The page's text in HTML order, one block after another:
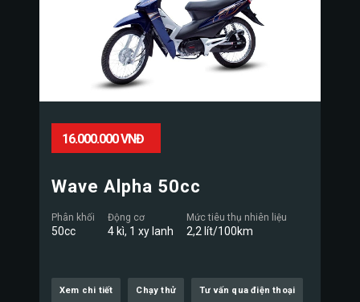
16.000.000 VNĐ
Wave Alpha 50cc
Phân khối
50cc
Động cơ
4 kì, 1 xy lanh
Mức tiêu thụ nhiên liệu
2,2 lít/100km
Xem chi tiết Chạy thử Tư vấn qua điện thoại